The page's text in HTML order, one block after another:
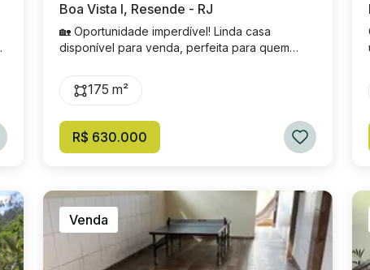
Boa Vista I, Resende - RJ
🏡 Oportunidade imperdível! Linda casa
disponível para venda, perfeita para quem
Detalhes do imóvel: 3 quartos, sendo 1 suíte
espaçosa. Sala de estar ampla e
iluminação natural. Cozinha funcional e bem
ventilada. Banheiro social com ótimo
Quintal amplo com muito espaço para lazer,
jardim ou até uma futura piscina! 📐 Terreno
com 375m². 🏠 Área construída de 175m². Tudo
isso em um imóvel bem distribuído, pensado
para oferecer qualidade de vida e bem-estar
175 m²
R$ 630.000
Venda